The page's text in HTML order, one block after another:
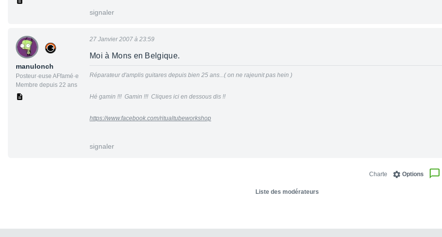
signaler
manulonch
Posteur·euse AFfamé·e
Membre depuis 22 ans
27 Janvier 2007 à 23:59
Moi à Mons en Belgique.
Réparateur d'amplis guitares depuis bien 25 ans...( on ne rajeunit pas hein )
Hé gamin !!! Gamin !!! Cliques ici en dessous dis !!
https://www.facebook.com/ritualtubeworkshop
signaler
Options
Charte
Liste des modérateurs